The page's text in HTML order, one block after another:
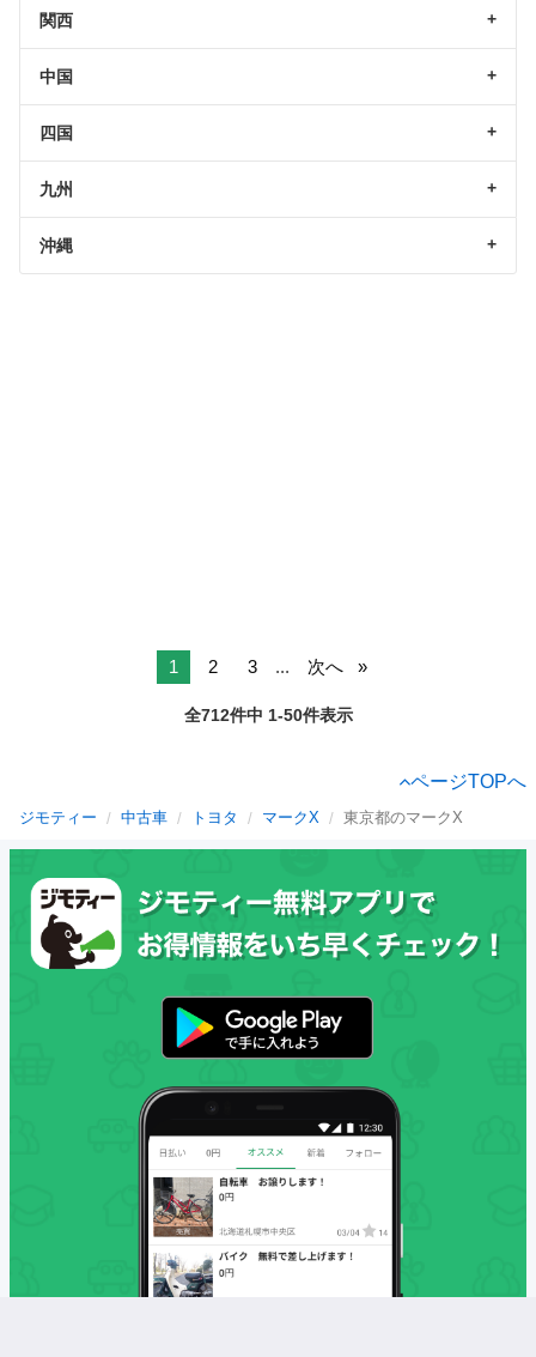
関西
中国
四国
九州
沖縄
1 2 3 ... 次へ
全712件中 1-50件表示
ページTOPへ
ジモティー 中古車 トヨタ マークX 東京都のマークX